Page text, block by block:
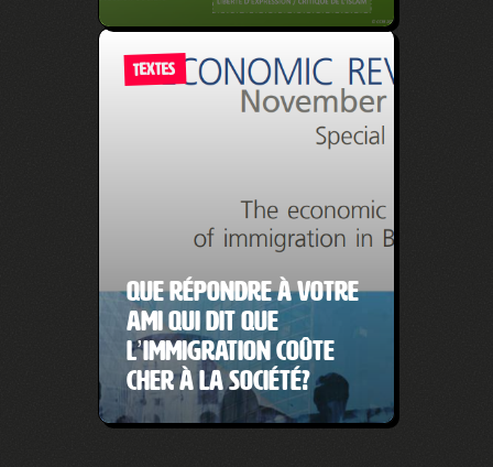
TEXTES
Que répondre à votre
ami qui dit que
l’immigration coûte
cher à la société?